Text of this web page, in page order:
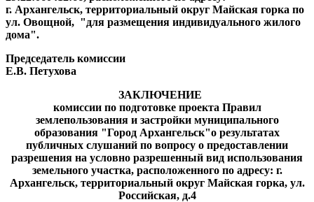
г. Архангельск, территориальный округ Майская горка по
ул. Овощной, "для размещения индивидуального жилого
дома".
Председатель комиссии
Е.В. Петухова
ЗАКЛЮЧЕНИЕ
комиссии по подготовке проекта Правил
землепользования и застройки муниципального
образования "Город Архангельск"о результатах
публичных слушаний по вопросу о предоставлении
разрешения на условно разрешенный вид использования
земельного участка, расположенного по адресу: г.
Архангельск, территориальный округ Майская горка, ул.
Российская, д.4